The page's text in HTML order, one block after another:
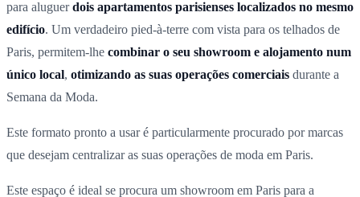
para aluguerdois apartamentos parisienses localizados no mesmo
edifício. Um verdadeiro pied-à-terre com vista para os telhados de
Paris, permitem-lhe combinar o seu showroom e alojamento num
único local, otimizando as suas operações comerciais durante a
Semana da Moda.
Este formato pronto a usar é particularmente procurado por marcas
que desejam centralizar as suas operações de moda em Paris.
Este espaço é ideal se procura um showroom em Paris para a